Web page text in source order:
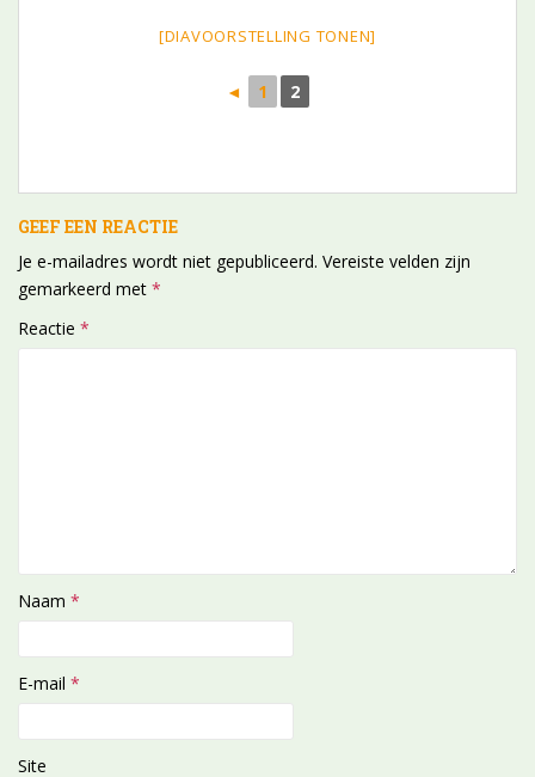
[DIAVOORSTELLING TONEN]
◄ 1 2
GEEF EEN REACTIE
Je e-mailadres wordt niet gepubliceerd. Vereiste velden zijn
gemarkeerd met *
Reactie *
Naam *
E-mail *
Site